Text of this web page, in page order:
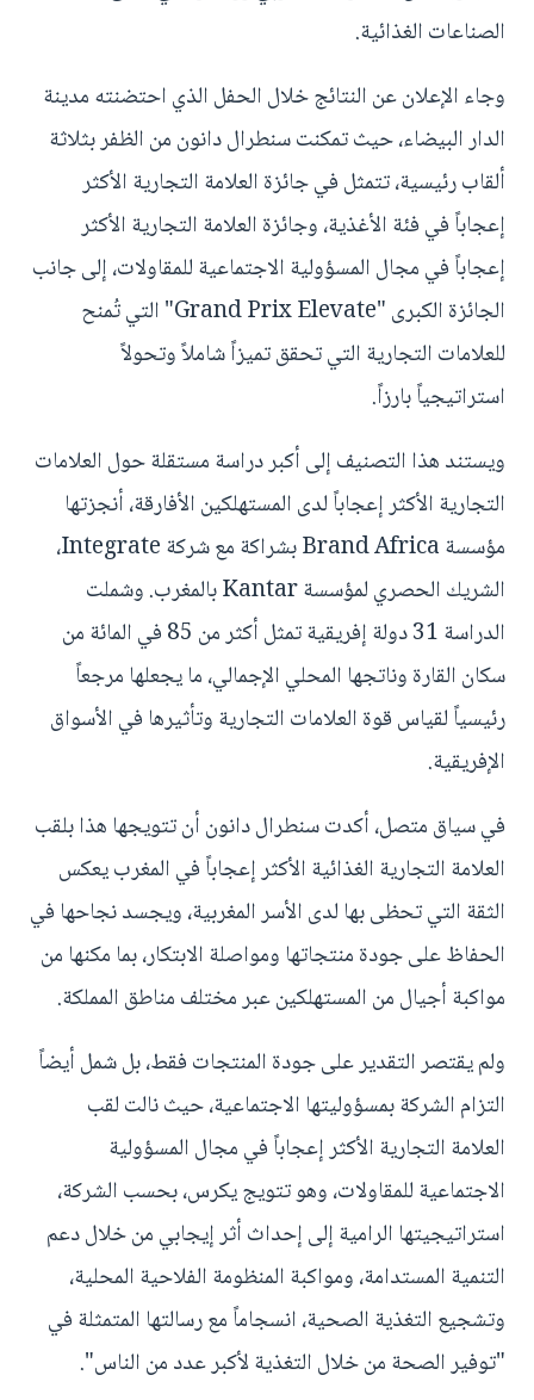
الصناعات الغذائية.
وجاء الإعلان عن النتائج خلال الحفل الذي احتضنته مدينة
الدار البيضاء، حيث تمكنت سنطرال دانون من الظفر بثلاثة
ألقاب رئيسية، تتمثل في جائزة العلامة التجارية الأكثر
إعجاباً في فئة الأغذية، وجائزة العلامة التجارية الأكثر
إعجاباً في مجال المسؤولية الاجتماعية للمقاولات، إلى جانب
الجائزة الكبرى "Grand Prix Elevate" التي تُمنح
للعلامات التجارية التي تحقق تميزاً شاملاً وتحولاً
استراتيجياً بارزاً.
ويستند هذا التصنيف إلى أكبر دراسة مستقلة حول العلامات
التجارية الأكثر إعجاباً لدى المستهلكين الأفارقة، أنجزتها
مؤسسة Brand Africa بشراكة مع شركة Integrate،
الشريك الحصري لمؤسسة Kantar بالمغرب. وشملت
الدراسة 31 دولة إفريقية تمثل أكثر من 85 في المائة من
سكان القارة وناتجها المحلي الإجمالي، ما يجعلها مرجعاً
رئيسياً لقياس قوة العلامات التجارية وتأثيرها في الأسواق
الإفريقية.
في سياق متصل، أكدت سنطرال دانون أن تتويجها هذا بلقب
العلامة التجارية الغذائية الأكثر إعجاباً في المغرب يعكس
الثقة التي تحظى بها لدى الأسر المغربية، ويجسد نجاحها في
الحفاظ على جودة منتجاتها ومواصلة الابتكار، بما مكنها من
مواكبة أجيال من المستهلكين عبر مختلف مناطق المملكة.
ولم يقتصر التقدير على جودة المنتجات فقط، بل شمل أيضاً
التزام الشركة بمسؤوليتها الاجتماعية، حيث نالت لقب
العلامة التجارية الأكثر إعجاباً في مجال المسؤولية
الاجتماعية للمقاولات، وهو تتويج يكرس، بحسب الشركة،
استراتيجيتها الرامية إلى إحداث أثر إيجابي من خلال دعم
التنمية المستدامة، ومواكبة المنظومة الفلاحية المحلية،
وتشجيع التغذية الصحية، انسجاماً مع رسالتها المتمثلة في
"توفير الصحة من خلال التغذية لأكبر عدد من الناس".